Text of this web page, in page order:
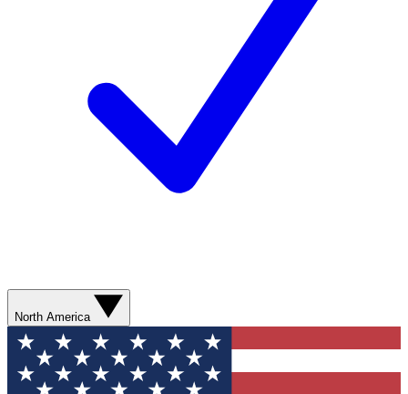
North America